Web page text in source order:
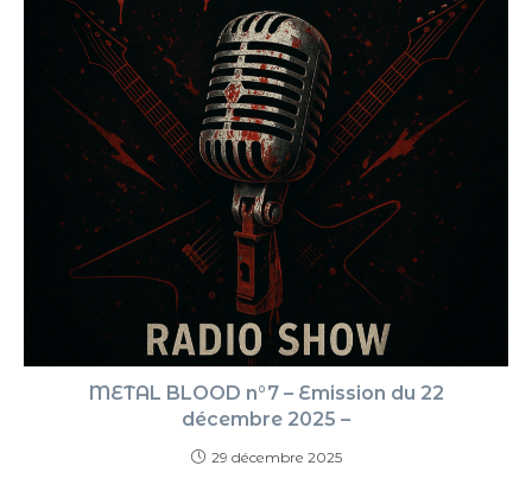
METAL BLOOD n°7 – Emission du 22
décembre 2025 –
29 décembre 2025